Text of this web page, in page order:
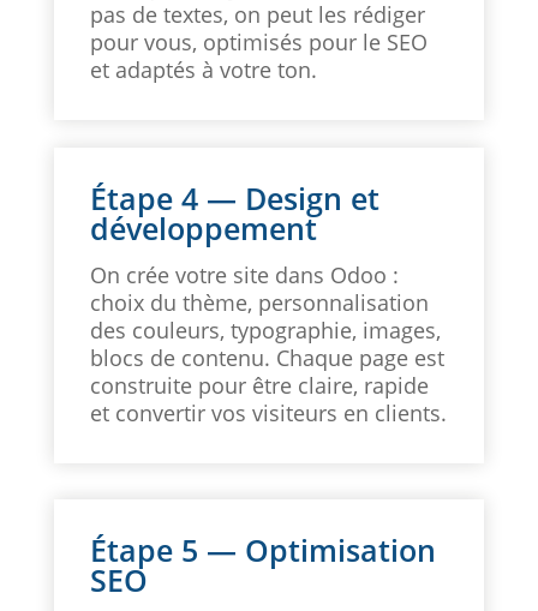
pas de textes, on peut les rédiger
pour vous, optimisés pour le SEO
et adaptés à votre ton.
Étape 4 — Design et
développement
On crée votre site dans Odoo :
choix du thème, personnalisation
des couleurs, typographie, images,
blocs de contenu. Chaque page est
construite pour être claire, rapide
et convertir vos visiteurs en clients.
Étape 5 — Optimisation
SEO